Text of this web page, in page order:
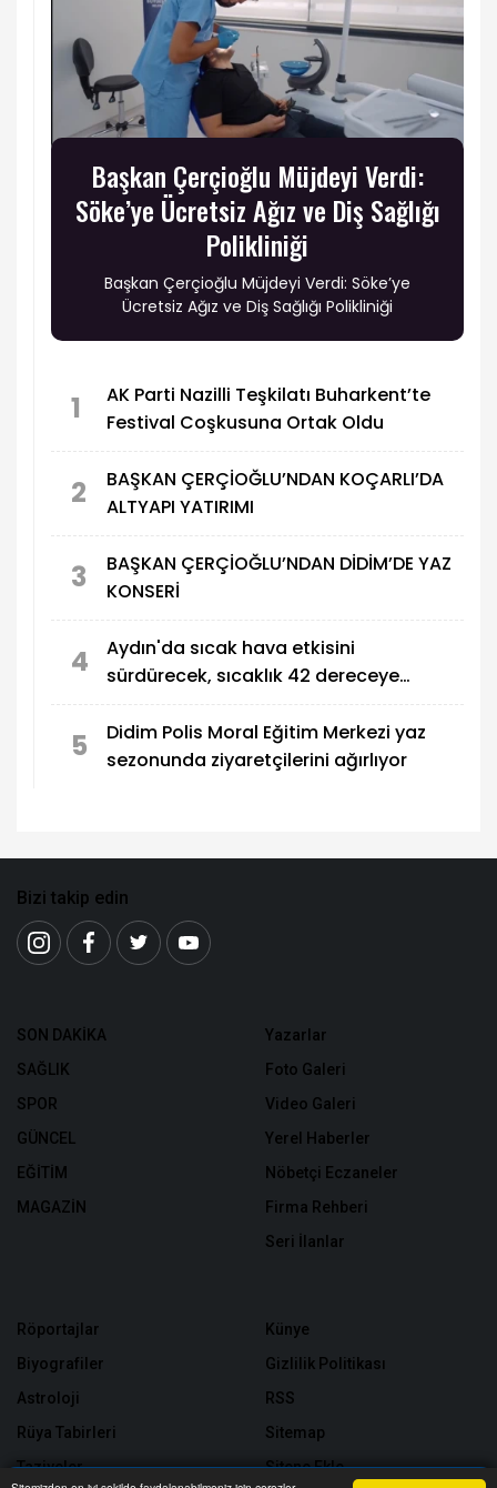
Başkan Çerçioğlu Müjdeyi Verdi:
Söke’ye Ücretsiz Ağız ve Diş Sağlığı
Polikliniği
Başkan Çerçioğlu Müjdeyi Verdi: Söke’ye
Ücretsiz Ağız ve Diş Sağlığı Polikliniği
1
AK Parti Nazilli Teşkilatı Buharkent’te
Festival Coşkusuna Ortak Oldu
2
BAŞKAN ÇERÇİOĞLU’NDAN KOÇARLI’DA
ALTYAPI YATIRIMI
3
BAŞKAN ÇERÇİOĞLU’NDAN DİDİM’DE YAZ
KONSERİ
4
Aydın'da sıcak hava etkisini
sürdürecek, sıcaklık 42 dereceye
5
Didim Polis Moral Eğitim Merkezi yaz
sezonunda ziyaretçilerini ağırlıyor
Bizi takip edin
SON DAKİKA
SAĞLIK
SPOR
GÜNCEL
EĞİTİM
MAGAZİN
Yazarlar
Foto Galeri
Video Galeri
Yerel Haberler
Nöbetçi Eczaneler
Firma Rehberi
Seri İlanlar
Röportajlar
Biyografiler
Astroloji
Rüya Tabirleri
Taziyeler
Künye
Gizlilik Politikası
RSS
Sitemap
Sitene Ekle